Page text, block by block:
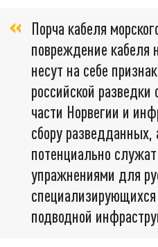
Порча кабеля
повреждение кабеля
несут на себе
российской
части Норвегии и
сбору разведданных,
потенциально
упражнениями для
подводной